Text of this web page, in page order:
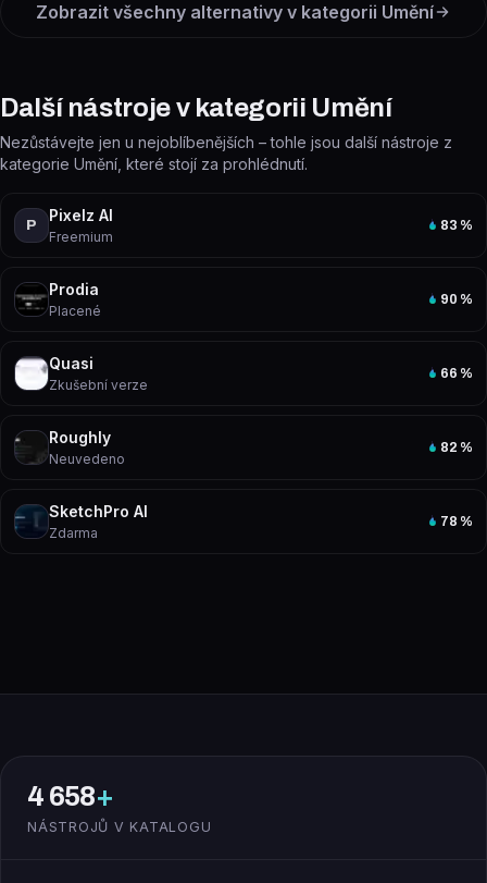
Zobrazit všechny alternativy v kategorii Umění
Další nástroje v kategorii Umění
Nezůstávejte jen u nejoblíbenějších – tohle jsou další nástroje z
kategorie Umění, které stojí za prohlédnutí.
P
Pixelz AI
Freemium
83 %
Prodia
Placené
90 %
Quasi
Zkušební verze
66 %
Roughly
Neuvedeno
82 %
SketchPro AI
Zdarma
78 %
4 658+
NÁSTROJŮ V KATALOGU